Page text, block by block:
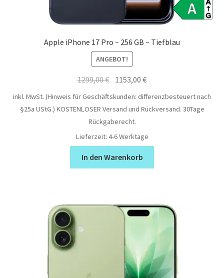
Apple iPhone 17 Pro – 256 GB – Tiefblau
ANGEBOT!
1299,00€ Ursprünglicher
1153,00€Aktueller
Preis
inkl. MwSt. (Hinweis für Geschäftskunden: differenzbesteuert nach
§25a UStG.) KOSTENLOSER Versand und Rückversand. 30Tage
Rückgaberecht.
Lieferzeit: 4-6 Werktage
In den Warenkorb